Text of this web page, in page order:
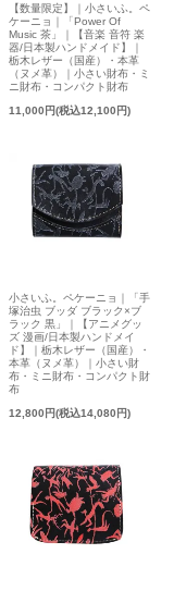
【数量限定】｜小さいふ。ペ
ケーニョ｜「Power Of
Music 茶」｜【音楽 音符 楽
器/日本製ハンドメイド】｜
栃木レザー（国産）・本革
（ヌメ革）｜小さい財布・ミ
ニ財布・コンパクト財布
11,000円(税込12,100円)
小さいふ。ペケーニョ｜「手
塚治虫 ブッダ ブラック×ブ
ラック 黒」｜【アニメグッ
ズ 漫画/日本製ハンドメイ
ド】｜栃木レザー（国産）・
本革（ヌメ革）｜小さい財
布・ミニ財布・コンパクト財
布
12,800円(税込14,080円)